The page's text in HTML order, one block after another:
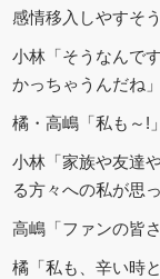
感情移入しやすそう
小林「そうなんで
かっちゃうんだね
橘・高嶋「私も～!」
小林「家族や友達
る方々への私が思
高嶋「ファンの皆
橘「私も、辛い時